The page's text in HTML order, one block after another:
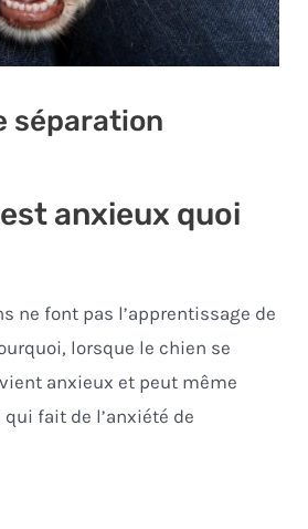
séparation
anxieux quoi
ne font pas l’apprentissage de
lorsque le chien se
anxieux et peut même
fait de l’anxiété de